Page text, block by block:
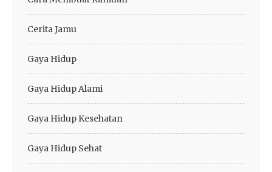
Cerita Jamu
Gaya Hidup
Gaya Hidup Alami
Gaya Hidup Kesehatan
Gaya Hidup Sehat